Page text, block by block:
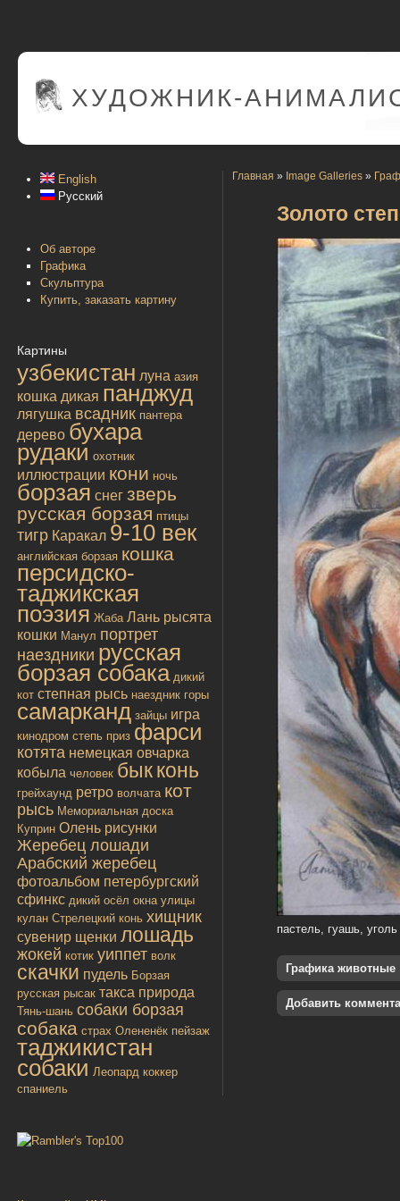
ХУДОЖНИК-
English
Русский
Об авторе
Графика
Скульптура
Купить, заказать картину
Картины
узбекистан луна азия
кошка дикая панджуд
лягушка всадник пантера
дерево бухара
рудаки охотник
иллюстрации кони ночь
борзая снег зверь
русская борзая птицы
тигр Каракал 9-10 век
английская борзая кошка
персидско-
таджикская
поэзия Жаба Лань рысята
кошки Манул портрет
наездники русская
борзая собака дикий
кот степная рысь наездник горы
самарканд зайцы игра
кинодром степь приз фарси
котята немецкая овчарка
кобыла человек быкконь
грейхаунд ретро волчата кот
рысь Мемориальная доска
Куприн Олень рисунки
Жеребец лошади
Арабский жеребец
фотоальбом петербургский
сфинкс дикий осёл окна улицы
кулан Стрелецкий конь хищник
сувенир щенки лошадь
жокей котик уиппет волк
скачки пудель Борзая
русская рысак такса природа
Тянь-шань собаки борзая
собака страх Олененёк пейзаж
таджикистан
собаки Леопард коккер
спаниель
Главная » Image Galleries »
Золото
пастель, гуашь,
Графика животные
Добавить